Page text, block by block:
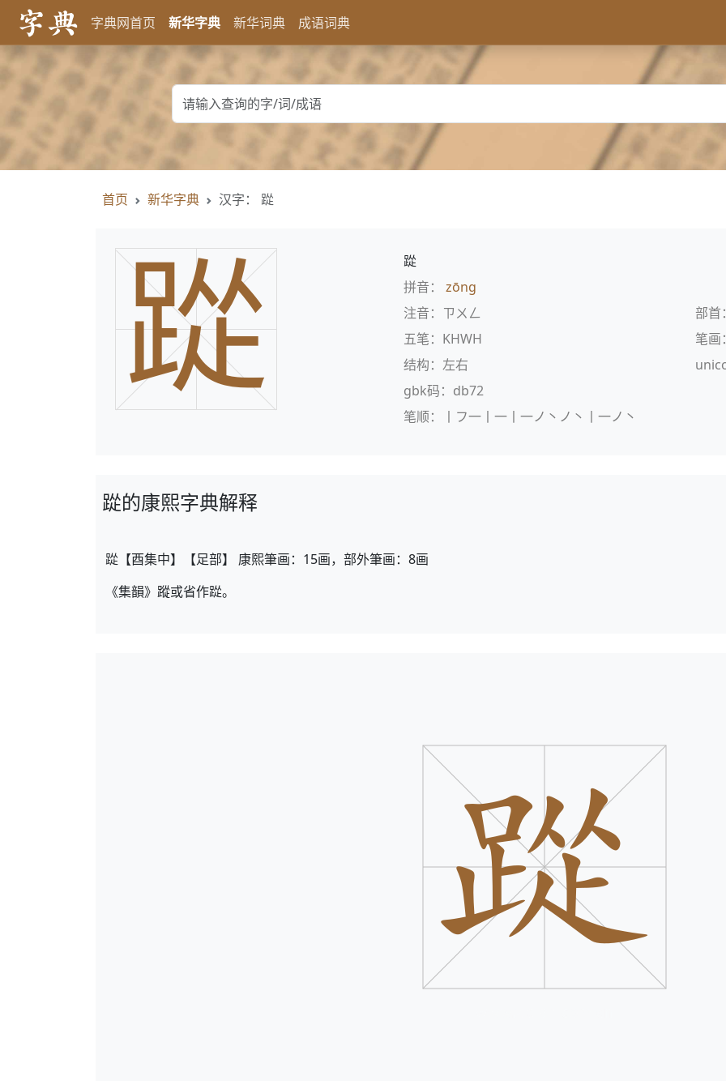
字典网首页 新华字典 新华词典 成语词典
首页 新华字典 汉字： 踨
踨
踨
拼音： zōng
注音：ㄗㄨㄥ
部首：
五笔：KHWH
笔画：
结构：左右
gbk码：db72
笔顺：丨フ一丨一丨一ノ丶ノ丶丨一ノ丶
踨的康熙字典解释
踨【酉集中】【足部】 康熙筆画：15画，部外筆画：8画
《集韻》蹤或省作踨。